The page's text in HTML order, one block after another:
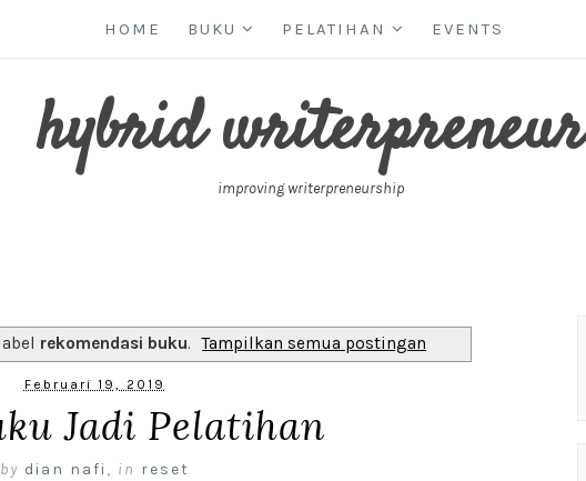
HOME BUKU PELATIHAN EVENTS
hybrid writerpreneur
improving writerpreneurship
rekomendasi buku. Tampilkan semua postingan
Februari 19, 2019
Jadi Pelatihan
by dian nafi , in reset